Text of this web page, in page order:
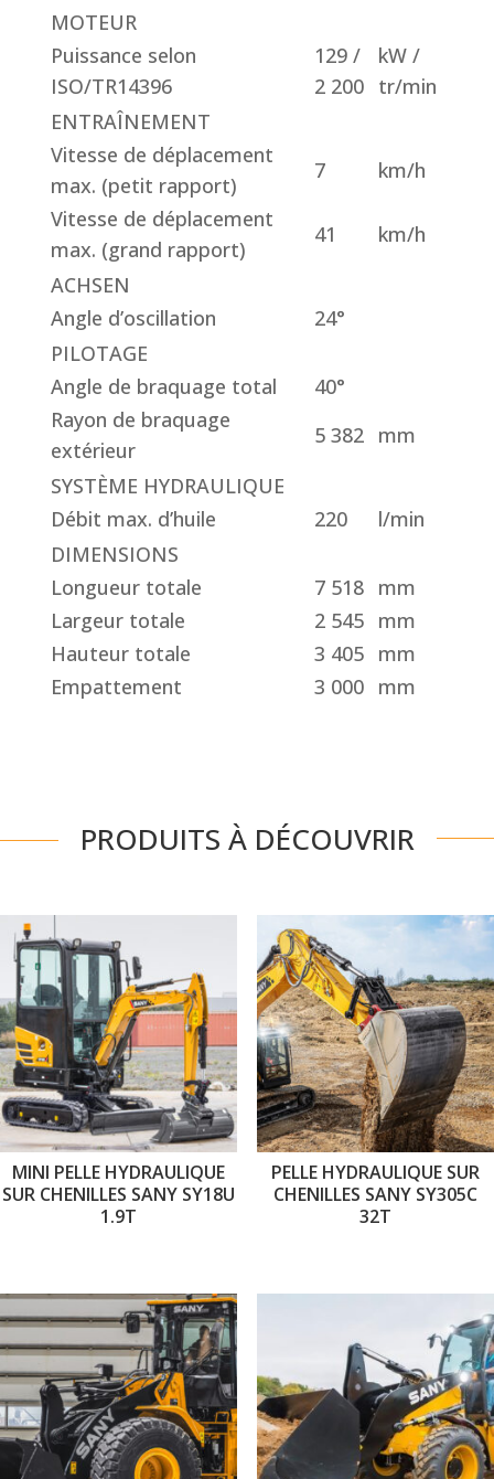
MOTEUR
Puissance selon
ISO/TR14396
129 /
2 200
kW /
tr/min
ENTRAÎNEMENT
Vitesse de déplacement
max. (petit rapport)
7
km/h
Vitesse de déplacement
max. (grand rapport)
41
km/h
ACHSEN
Angle d’oscillation
24°
PILOTAGE
Angle de braquage total
40°
Rayon de braquage
extérieur
5 382 mm
SYSTÈME HYDRAULIQUE
Débit max. d’huile
220
l/min
DIMENSIONS
Longueur totale
7 518 mm
Largeur totale
2 545 mm
Hauteur totale
3 405 mm
Empattement
3 000 mm
PRODUITS À DÉCOUVRIR
MINI PELLE HYDRAULIQUE
SUR CHENILLES SANY SY18U
1.9T
PELLE HYDRAULIQUE SUR
CHENILLES SANY SY305C
32T